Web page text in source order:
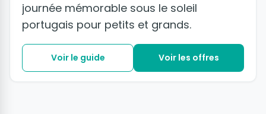
journée mémorable sous le soleil
portugais pour petits et grands.
Voir le guide Voir les offres